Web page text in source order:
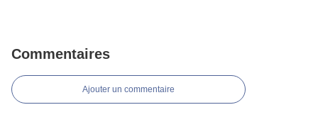
Commentaires
Ajouter un commentaire